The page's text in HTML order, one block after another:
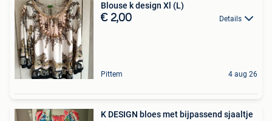
Blouse k design Xl (L)
€ 2,00 Details
Pittem 4 aug 26
K DESIGN bloes met bijpassend sjaaltje